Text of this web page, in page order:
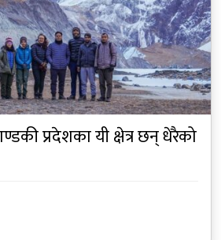
प्रदेशका यी क्षेत्र छन् धेरैको